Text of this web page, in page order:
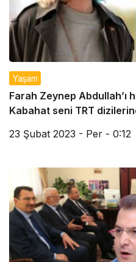
Yaşam
Farah Zeynep Abdullah’ı
Kabahat seni TRT
23 Şubat 2023 - Per - 0:12